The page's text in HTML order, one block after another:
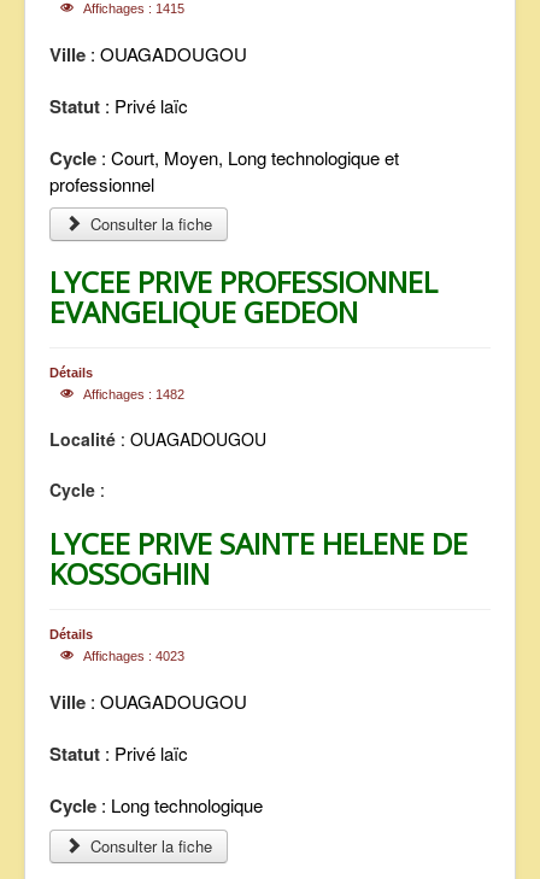
Affichages : 1415
Ville : OUAGADOUGOU
Statut : Privé laïc
Cycle : Court, Moyen, Long technologique et
professionnel
Consulter la fiche
LYCEE PRIVE PROFESSIONNEL
EVANGELIQUE GEDEON
Détails
Affichages : 1482
Localité : OUAGADOUGOU
Cycle :
LYCEE PRIVE SAINTE HELENE DE
KOSSOGHIN
Détails
Affichages : 4023
Ville : OUAGADOUGOU
Statut : Privé laïc
Cycle : Long technologique
Consulter la fiche